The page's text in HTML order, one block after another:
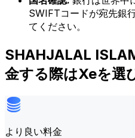
SWIFTコードが宛先銀
てください。
SHAHJALAL
金する際はXeを選
より良い料金